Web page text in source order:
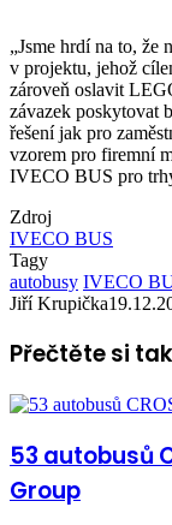
„Jsme hrdí na to,
v projektu, jehož
zároveň oslavit
závazek poskytovat
řešení jak pro
vzorem pro firemní
IVECO BUS pro
Zdroj
IVECO BUS
Tagy
autobusy IVECO
Jiří Krupička
Přečtěte si
53 autobusů
Group